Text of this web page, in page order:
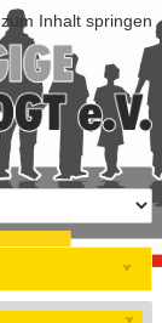
zum Inhalt springen